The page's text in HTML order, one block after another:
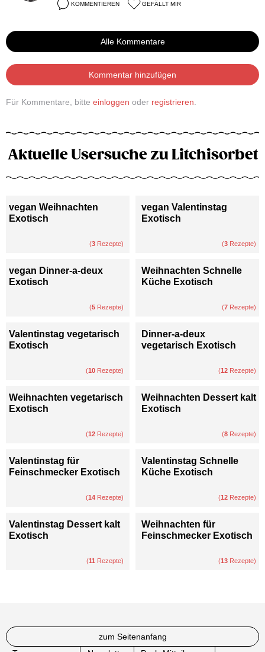
KOMMENTIEREN GEFÄLLT MIR
Alle Kommentare
Kommentar hinzufügen
Für Kommentare, bitte einloggen oder registrieren
Aktuelle Usersuche zu Litchisorbet
vegan Weihnachten
Exotisch
(3 Rezepte)
vegan Valentinstag
Exotisch
(3 Rezepte)
vegan Dinner-a-deux
Exotisch
(5 Rezepte)
Weihnachten Schnelle
Küche Exotisch
(7 Rezepte)
Valentinstag vegetarisch
Exotisch
(10 Rezepte)
Dinner-a-deux
vegetarisch Exotisch
(12 Rezepte)
Weihnachten vegetarisch
Exotisch
(12 Rezepte)
Weihnachten Dessert kalt
Exotisch
(8 Rezepte)
Valentinstag für
Feinschmecker Exotisch
(14 Rezepte)
Valentinstag Schnelle
Küche Exotisch
(12 Rezepte)
Valentinstag Dessert kalt
Exotisch
(11 Rezepte)
Weihnachten für
Feinschmecker Exotisch
(13 Rezepte)
zum Seitenanfang